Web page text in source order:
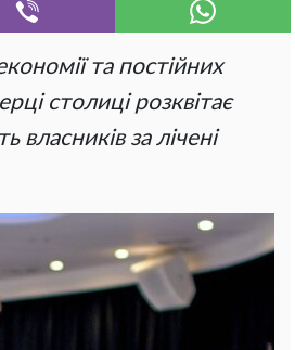
та постійних
столиці розквітає
власників за лічені